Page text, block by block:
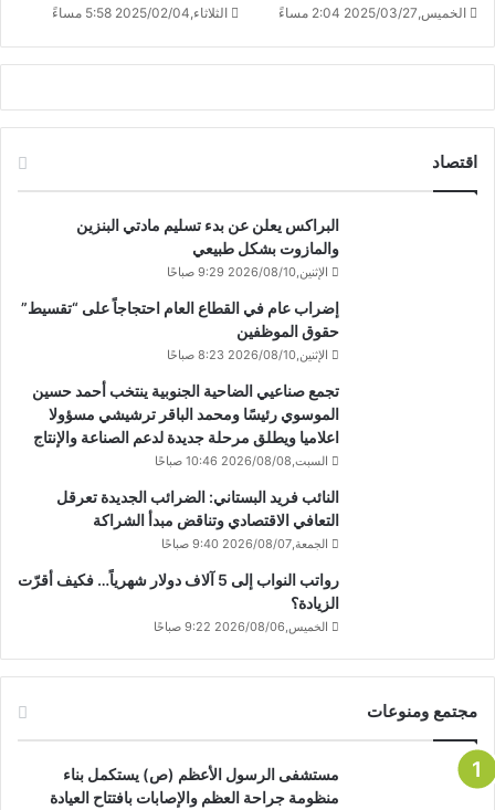
الخميس,2025/03/27 2:04 مساءً الثلاثاء,2025/02/04 5:58 مساءً
اقتصاد
البراكس يعلن عن بدء تسليم مادتي البنزين
والمازوت بشكل طبيعي
الإثنين,2026/08/10 9:29 صباحًا
إضراب عام في القطاع العام احتجاجاً على “تقسيط”
حقوق الموظفين
الإثنين,2026/08/10 8:23 صباحًا
تجمع صناعيي الضاحية الجنوبية ينتخب أحمد حسين
الموسوي رئيسًا ومحمد الباقر ترشيشي مسؤولا
اعلاميا ويطلق مرحلة جديدة لدعم الصناعة والإنتاج
السبت,2026/08/08 10:46 صباحًا
النائب فريد البستاني: الضرائب الجديدة تعرقل
التعافي الاقتصادي وتناقض مبدأ الشراكة
الجمعة,2026/08/07 9:40 صباحًا
رواتب النواب إلى 5 آلاف دولار شهرياً… فكيف أقرّت
الزيادة؟
الخميس,2026/08/06 9:22 صباحًا
مجتمع ومنوعات
مستشفى الرسول الأعظم (ص) يستكمل بناء
منظومة جراحة العظم والإصابات بافتتاح العيادة